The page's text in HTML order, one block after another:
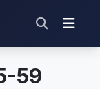
59